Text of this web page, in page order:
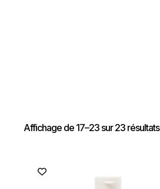
Affichage de 17–23 sur 23 résultats